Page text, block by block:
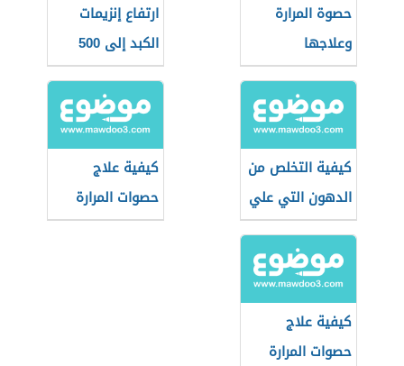
حصوة المرارة
وعلاجها
ارتفاع إنزيمات
الكبد إلى 500
كيفية التخلص من
الدهون التي علي
الكبد
كيفية علاج
حصوات المرارة
بدون جراحة
كيفية علاج
حصوات المرارة